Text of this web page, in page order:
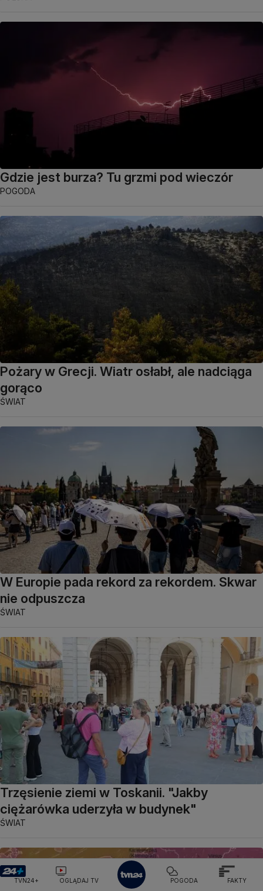
Gdzie jest burza? Tu grzmi pod wieczór
POGODA
Pożary w Grecji. Wiatr osłabł, ale nadciąga
gorąco
ŚWIAT
W Europie pada rekord za rekordem. Skwar
nie odpuszcza
ŚWIAT
Trzęsienie ziemi w Toskanii. "Jakby
ciężarówka uderzyła w budynek"
ŚWIAT
TVN24+ OGLĄDAJ TV POGODA FAKTY